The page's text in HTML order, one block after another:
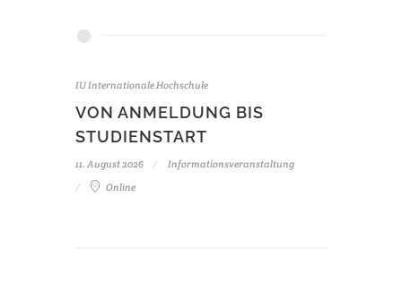
IU Internationale Hochschule
VON ANMELDUNG BIS
STUDIENSTART
11. August 2026
Informationsveranstaltung
Online